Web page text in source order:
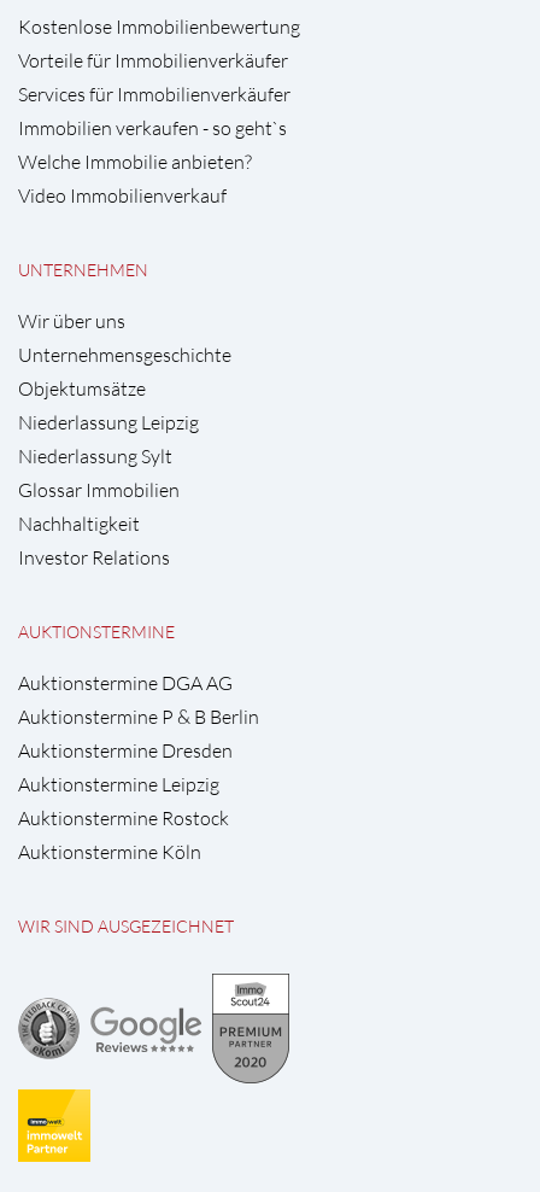
Kostenlose Immobilienbewertung
Vorteile für Immobilienverkäufer
Services für Immobilienverkäufer
Immobilien verkaufen - so geht`s
Welche Immobilie anbieten?
Video Immobilienverkauf
UNTERNEHMEN
Wir über uns
Unternehmensgeschichte
Objektumsätze
Niederlassung Leipzig
Niederlassung Sylt
Glossar Immobilien
Nachhaltigkeit
Investor Relations
AUKTIONSTERMINE
Auktionstermine DGA AG
Auktionstermine P & B Berlin
Auktionstermine Dresden
Auktionstermine Leipzig
Auktionstermine Rostock
Auktionstermine Köln
WIR SIND AUSGEZEICHNET